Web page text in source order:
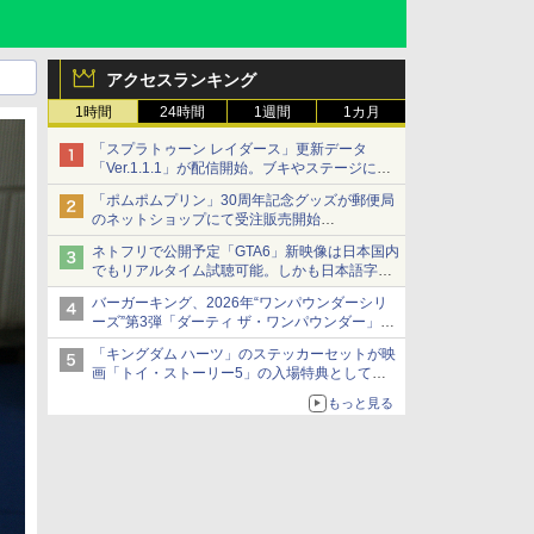
アクセスランキング
1時間 24時間 1週間 1カ月
「スプラトゥーン レイダース」更新データ
「Ver.1.1.1」が配信開始。ブキやステージに関
する不具合を修正
「ポムポムプリン」30周年記念グッズが郵便局
のネットショップにて受注販売開始
「おもちもちもちクッション」など今年だけの
限定商品が登場
ネトフリで公開予定「GTA6」新映像は日本国内
でもリアルタイム試聴可能。しかも日本語字幕
付き
Netflixから公式回答あり
バーガーキング、2026年“ワンパウンダーシリ
ーズ”第3弾「ダーティ ザ・ワンパウンダー」を
8月7日発売
「特製ガーリックマヨソース」を使用した超大
型チーズバーガー
「キングダム ハーツ」のステッカーセットが映
画「トイ・ストーリー5」の入場特典として配
本日8月7日より先着・数量限定で配布
もっと見る